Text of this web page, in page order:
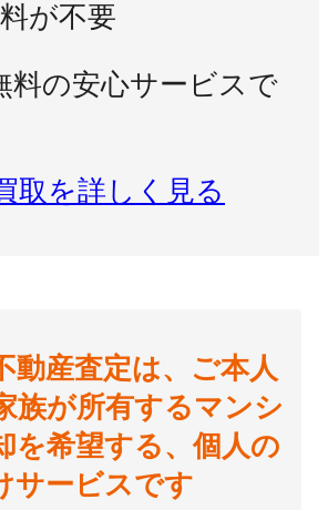
が不要
料の安心サービスで
取を詳しく見る
動産査定は、ご本人
族が所有するマンシ
を希望する、個人の
サービスです